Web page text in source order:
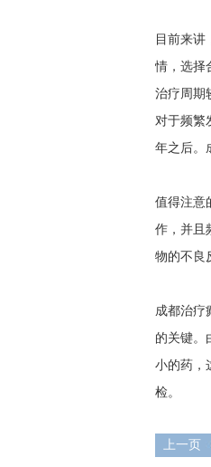
目前来
情，选择
治疗周期
对于频繁
年之后。
值得注意
作，并且
物的不良
成都治疗
的关键。
小的药，
检。
上一页